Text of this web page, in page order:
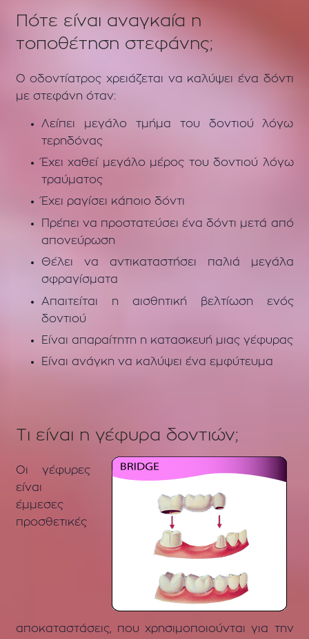
Πότε είναι αναγκαία η
τοποθέτηση στεφάνης;
Ο οδοντίατρος χρειάζεται να καλύψει ένα δόντι
με στεφάνη όταν:
Λείπει μεγάλο τμήμα του δοντιού λόγω
τερηδόνας
Έχει χαθεί μεγάλο μέρος του δοντιού λόγω
τραύματος
Έχει ραγίσει κάποιο δόντι
Πρέπει να προστατεύσει ένα δόντι μετά από
απονεύρωση
Θέλει να αντικαταστήσει παλιά μεγάλα
σφραγίσματα
Απαιτείται η αισθητική βελτίωση ενός
δοντιού
Είναι απαραίτητη η κατασκευή μιας γέφυρας
Είναι ανάγκη να καλύψει ένα εμφύτευμα
Τι είναι η γέφυρα δοντιών;
Οι γέφυρες
είναι
έμμεσες
προσθετικές
αποκαταστάσεις, που χρησιμοποιούνται για την